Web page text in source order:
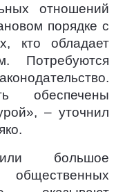
отношений
порядке с
кто обладает
Потребуются
обеспечены
– уточнил
большое